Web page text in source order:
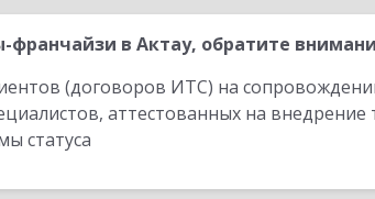
в Актау, обратите
(договоров ИТС) на
аттестованных на
статуса